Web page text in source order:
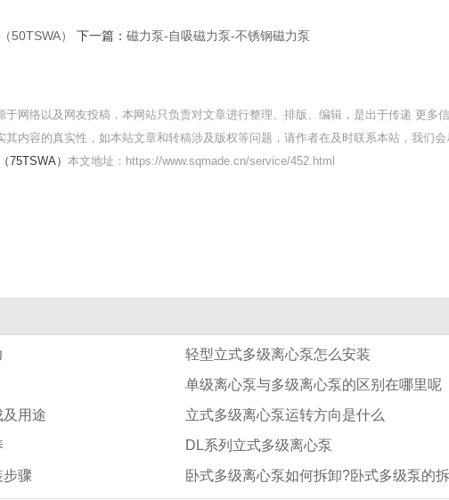
50TSWA） 下一篇： 磁力泵-自吸磁力泵-不锈钢磁力泵
网络以及网友投稿，本网站只负责对文章进行整理、排版、编辑，是出于传递 更多
内容的真实性，如本站文章和转稿涉及版权等问题，请作者在及时联系本站，我们会
75TSWA） 本文地址：https://www.sqmade.cn/service/452.html
轻型立式多级离心泵怎么安装
单级离心泵与多级离心泵的区别在哪里呢
用途
立式多级离心泵运转方向是什么
DL系列立式多级离心泵
步骤
卧式多级离心泵如何拆卸?卧式多级泵的